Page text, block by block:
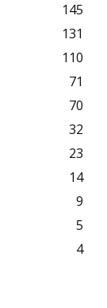
145
131
110
71
70
32
23
14
9
5
4